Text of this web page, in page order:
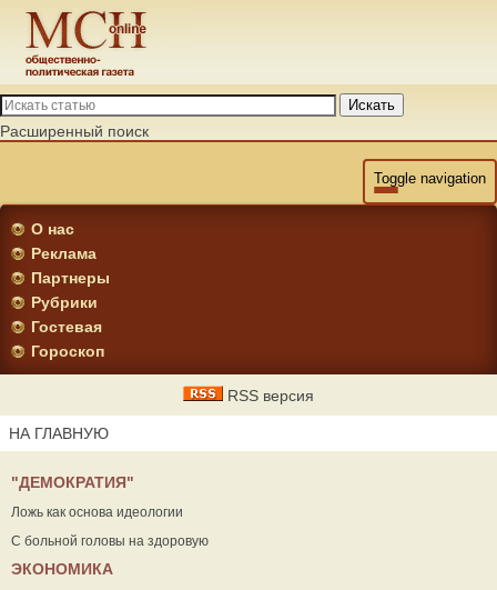
Искать
Расширенный поиск
Toggle navigation
О нас
Реклама
Партнеры
Рубрики
Гостевая
Гороскоп
RSS версия
НА ГЛАВНУЮ
"ДЕМОКРАТИЯ"
Ложь как основа идеологии
С больной головы на здоровую
ЭКОНОМИКА